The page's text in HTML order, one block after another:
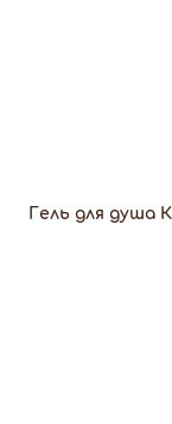
Гель для душа